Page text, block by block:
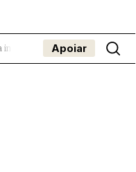
— apoia o
Apoiar